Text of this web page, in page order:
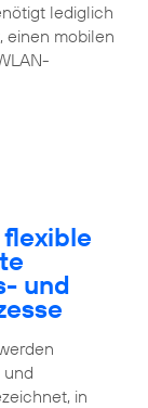
lediglich
einen mobilen
und
und
in